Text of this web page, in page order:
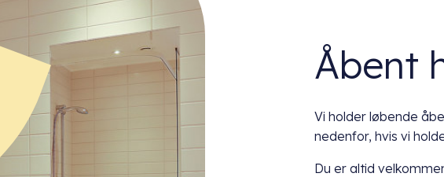
Åbent
Vi holder løbende
nedenfor, hvis vi
Du er altid